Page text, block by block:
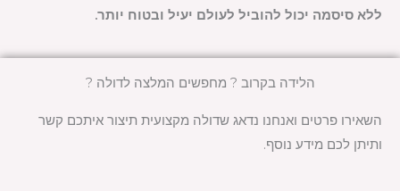
הלידה בקרוב ? מחפשים המלצה לדולה ?
השאירו פרטים ואנחנו נדאג שדולה מקצועית תיצור איתכם קשר
ותיתן לכם מידע נוסף.
ללא סיסמה יכול להוביל לעולם יעיל ובטוח יותר.